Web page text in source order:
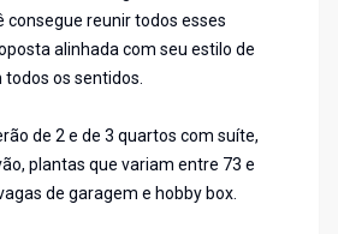
consegue reunir todos esses
alinhada com seu estilo de
todos os sentidos.
de 2 e de 3 quartos com suíte,
plantas que variam entre 73 e
de garagem e hobby box.